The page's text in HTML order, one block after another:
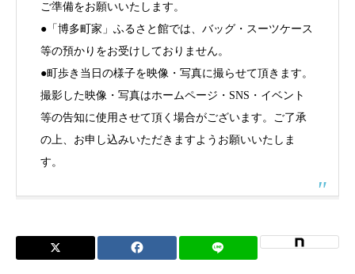
ご準備をお願いいたします。
●「博多町家」ふるさと館では、バッグ・スーツケース
等の預かりをお受けしておりません。
●町歩き当日の様子を映像・写真に撮らせて頂きます。
撮影した映像・写真はホームページ・SNS・イベント
等の告知に使用させて頂く場合がございます。ご了承
の上、お申し込みいただきますようお願いいたしま
す。